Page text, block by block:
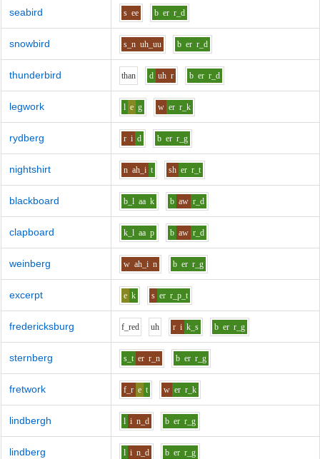
seabird s ee b er r_d
snowbird s_n uh_uu b er r_d
thunderbird than d uh r b er r_d
legwork l e g w er r_k
rydberg r i d b er r_g
nightshirt n ah_i t sh er r_t
blackboard b_l aa k b aw r_d
clapboard k_l aa p b aw r_d
weinberg w ah_i n b er r_g
excerpt e k s er r_p_t
fredericksburg f_red uh r i k_s b er r_g
sternberg s_t er r_n b er r_g
fretwork f_r e t w er r_k
lindbergh l i n_d b er r_g
lindberg l i n_d b er r_g